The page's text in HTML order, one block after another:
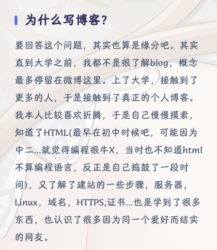
为什么写博客？
要回答这个问题，其实也算是缘分吧。其实
直到大学之前，我都不是很了解blog，概念
最多停留在微博这里。上了大学，接触到了
更多的人，于是接触到了真正的个人博客。
我本人比较喜欢折腾，于是自己慢慢摸索，
知道了HTML(最早在初中时候吧，可能因为
中二...就觉得编程很牛X，当时也不知道html
不算编程语言，反正是自己捣鼓了一段时
间)，又了解了建站的一些步骤，服务器，
Linux，域名，HTTPS,证书...也是学到了很多
东西，也认识了很多因为同一个爱好而结实
的网友。